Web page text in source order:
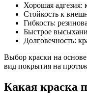
Хорошая адгезия:
Стойкость к
Гибкость:
Быстрое
Долговечность:
Выбор краски на
вид покрытия на
Какая краска